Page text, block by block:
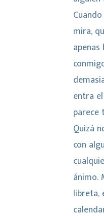
mira,
entra
parece
Quizá
con
ánimo.
libreta,